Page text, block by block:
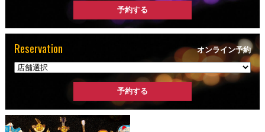
Reservation オンライン予約